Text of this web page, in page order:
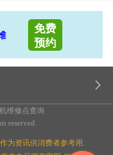
免费
预约
维修点查询
reserved.
为资讯供消费者参考用.